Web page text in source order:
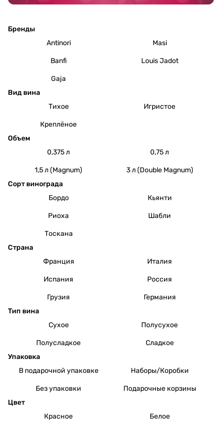
Бренды
Antinori
Masi
Banfi Louis Jadot
Gaja
Вид вина
Тихое
Игристое
Креплёное
Объем
0,375 л
0,75 л
1,5 л (Magnum)
3 л (Double Magnum)
Сорт винограда
Бордо
Кьянти
Риоха Шабли
Тоскана
Страна
Франция
Италия
Испания Россия
Грузия
Германия
Тип вина
Сухое
Полусухое
Полусладкое
Сладкое
Упаковка
В подарочной упаковке
Наборы/Коробки
Без упаковки
Подарочные корзины
Цвет
Красное
Белое